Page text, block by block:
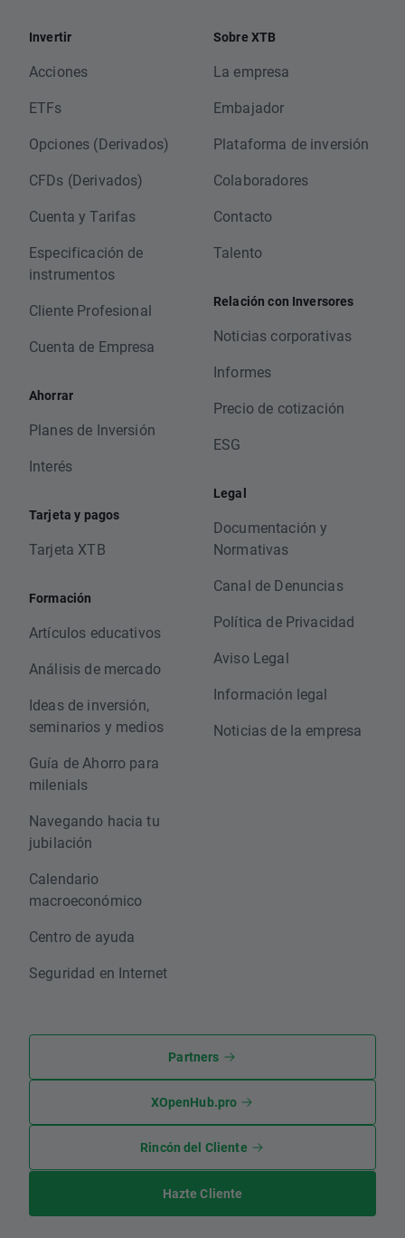
Invertir
Acciones
ETFs
Opciones (Derivados)
CFDs (Derivados)
Cuenta y Tarifas
Especificación de
instrumentos
Cliente Profesional
Cuenta de Empresa
Ahorrar
Planes de Inversión
Interés
Tarjeta y pagos
Tarjeta XTB
Formación
Artículos educativos
Análisis de mercado
Ideas de inversión,
seminarios y medios
Guía de Ahorro para
milenials
Navegando hacia tu
jubilación
Calendario
macroeconómico
Centro de ayuda
Seguridad en Internet
Sobre XTB
La empresa
Embajador
Plataforma de inversión
Colaboradores
Contacto
Talento
Relación con Inversores
Noticias corporativas
Informes
Precio de cotización
ESG
Legal
Documentación y
Normativas
Canal de Denuncias
Política de Privacidad
Aviso Legal
Información legal
Noticias de la empresa
Partners
XOpenHub.pro
Rincón del Cliente
Hazte Cliente